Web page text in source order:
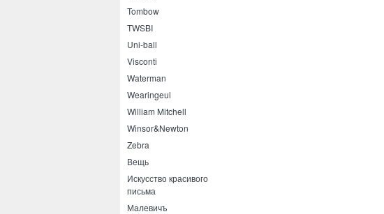
Tombow
TWSBI
Uni-ball
Visconti
Waterman
Wearingeul
William Mitchell
Winsor&Newton
Zebra
Вещь
Искусство красивого
письма
Малевичъ